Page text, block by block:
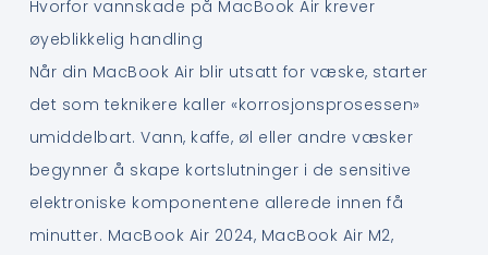
Hvorfor vannskade på MacBook Air krever
øyeblikkelig handling
Når din MacBook Air blir utsatt for væske, starter
det som teknikere kaller «korrosjonsprosessen»
umiddelbart. Vann, kaffe, øl eller andre væsker
begynner å skape kortslutninger i de sensitive
elektroniske komponentene allerede innen få
minutter. MacBook Air 2024, MacBook Air M2,